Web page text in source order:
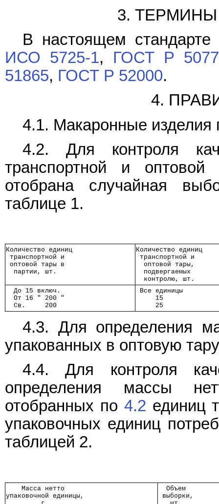
3.
В настоящем
ИСО 5725-1, ГОСТ Р
51865, ГОСТ Р 52000.
4.
4.1. Макаронные
4.2. Для контроля
транспортной и
отобрана случайная
таблице 1.
Количество единиц
транспортной и
оптовой тары в
  партии, шт.
Количество единиц
транспортной и
  оптовой тары,
  подвергаемых
  контролю, шт.
  До 15 включ.
  От 16 " 200 "
  Св.     200
Все единицы
     15
     25
4.3. Для определения
упакованных в оптовую
4.4. Для контроля
определения массы
отобранных по 4.2 единиц
упаковочных единиц
таблицей 2.
    Масса нетто
упаковочной единицы,
  Объем
выборки,